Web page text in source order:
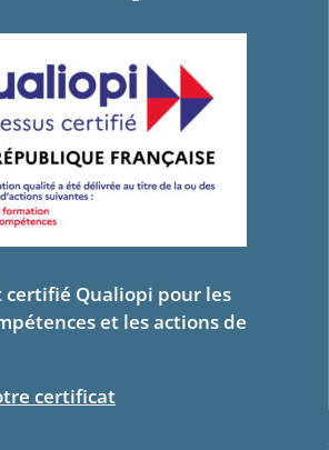
certifié Qualiopi pour les
et les actions de
certificat